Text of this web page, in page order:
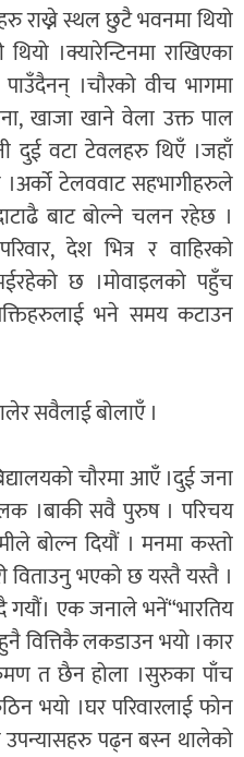
राख्ने स्थल छुटै भवनमा थियो
।क्यारेन्टिनमा राखिएका
।चौरको वीच भागमा
खाजा खाने वेला उक्त पाल
दुई वटा टेवलहरु थिएँ ।जहाँ
टेलववाट सहभागीहरुले
बाट बोल्ने चलन रहेछ ।
देश भित्र र वाहिरको
छ ।मोवाइलको पहुँच
भने समय कटाउन
सवैलाई बोलाएँ ।
चौरमा आएँ ।दुई जना
।बाकी सवै पुरुष । परिचय
बोल्न दियौं । मनमा कस्तो
भएको छ यस्तै यस्तै ।
गयौं। एक जनाले भनें“भारतिय
वित्तिकै लकडाउन भयो ।कार
त छैन होला ।सुरुका पाँच
भयो ।घर परिवारलाई फोन
उपन्यासहरु पढ्न बस्न थालेको